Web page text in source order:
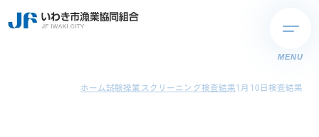
MENU
ホーム試験操業スクリーニング検査結果1月10日検査結果